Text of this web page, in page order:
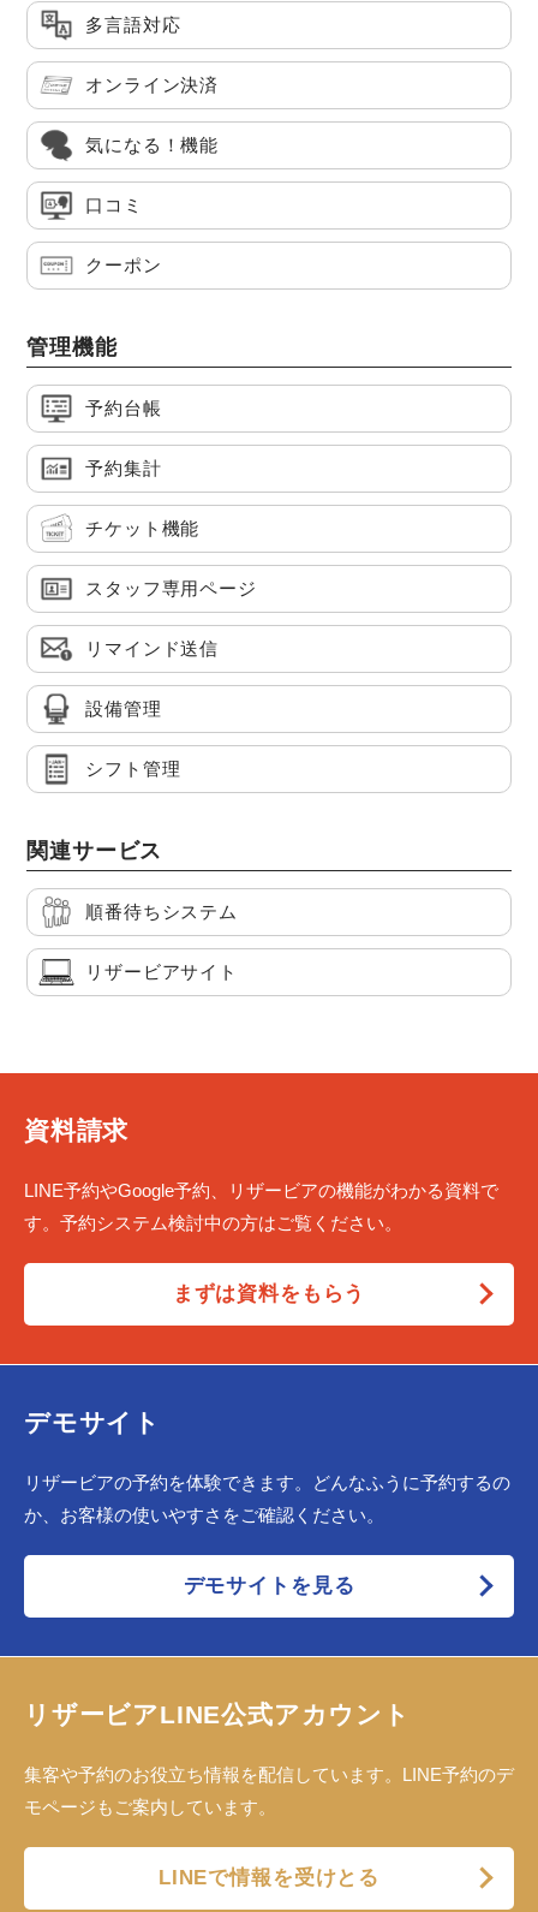
多言語対応
オンライン決済
気になる！機能
口コミ
クーポン
管理機能
予約台帳
予約集計
チケット機能
スタッフ専用ページ
リマインド送信
設備管理
シフト管理
関連サービス
順番待ちシステム
リザービアサイト
資料請求
LINE予約やGoogle予約、リザービアの機能がわかる資料で
す。予約システム検討中の方はご覧ください。
まずは資料をもらう
デモサイト
リザービアの予約を体験できます。どんなふうに予約するの
か、お客様の使いやすさをご確認ください。
デモサイトを見る
リザービアLINE公式アカウント
集客や予約のお役立ち情報を配信しています。LINE予約のデ
モページもご案内しています。
LINEで情報を受けとる